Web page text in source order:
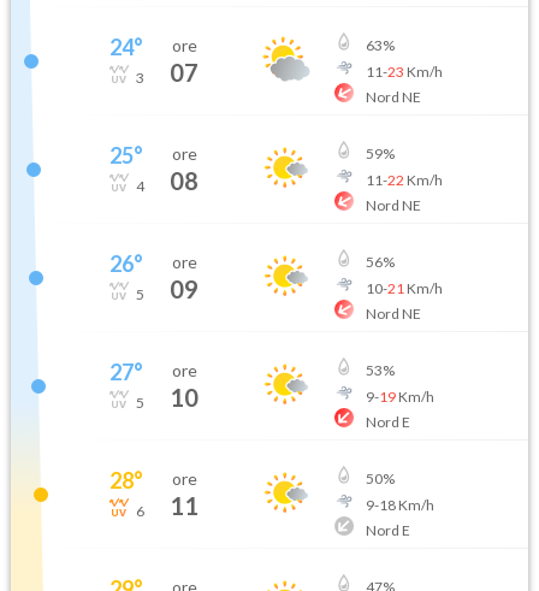
24°
3
ore
07
63%
11-23 Km/h
Nord NE
25°
4
ore
08
59%
11-22 Km/h
Nord NE
26°
5
ore
09
56%
10-21 Km/h
Nord NE
27°
5
ore
10
53%
9-19Km/h
Nord E
28°
6
ore
11
50%
9-18Km/h
Nord E
ore 47%